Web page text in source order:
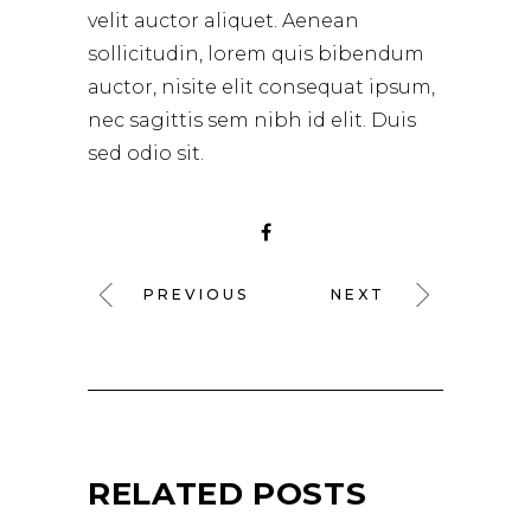
velit auctor aliquet. Aenean
sollicitudin, lorem quis bibendum
auctor, nisite elit consequat ipsum,
nec sagittis sem nibh id elit. Duis
sed odio sit.
PREVIOUS NEXT
RELATED POSTS